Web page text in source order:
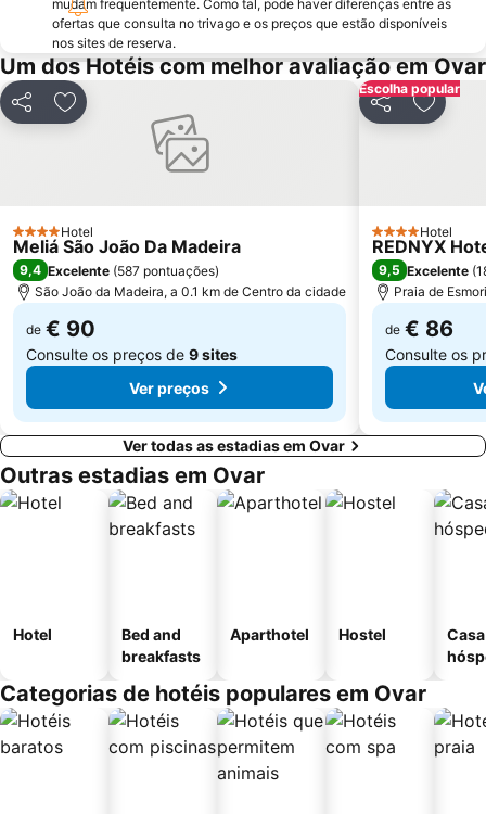
Matosinhos Beach
Praia da Aguda
Parque da Cidade
Hotel Solverde Beach
Ria de Aveiro
Paróquia Sagrada Família da Praia da Barra
Ponte Dom Luís I
Edificio da Alfândega
Parque do Palácio de Cristal
Arrábida Shopping
Universidade de Aveiro
Trindade
Porto de Leixões
Sea Life Porto
mudam frequentemente. Como tal, pode haver diferenças entre as
ofertas que consulta no trivago e os preços que estão disponíveis
nos sites de reserva.
Um dos Hotéis com melhor avaliação em Ovar
PartilharAdicionar aos favoritos
4 Estrelas
Hotel
Meliá São João Da Madeira
9,4 Excelente (587 pontuações)
São João da Madeira, a 0.1 km de Centro da cidade
de € 90
Consulte os preços de 9 sites
Ver preços
Escolha popular
Partilhar
4 Estrelas
Hotel
REDNYX
9,5 Excelente (
Praia de
de € 86
Consulte os
Ver todas as estadias em Ovar
Outras estadias em Ovar
Hotel
Bed and
breakfasts
Aparthotel Hostel
Categorias de hotéis populares em Ovar